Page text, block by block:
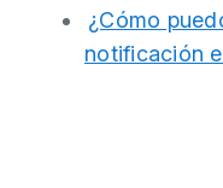
¿Cómo
notificación